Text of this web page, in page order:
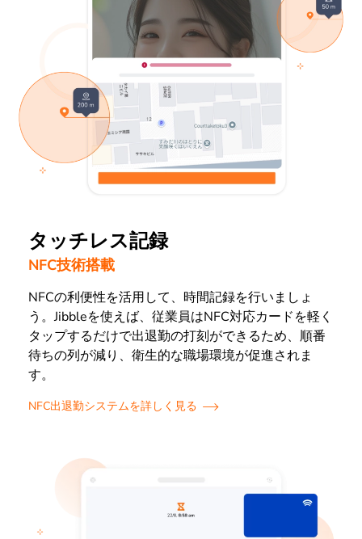
タッチレス記録
NFC技術搭載
NFCの利便性を活用して、時間記録を行いましょ
う。Jibbleを使えば、従業員はNFC対応カードを軽く
タップするだけで出退勤の打刻ができるため、順番
待ちの列が減り、衛生的な職場環境が促進されま
す。
NFC出退勤システムを詳しく見る